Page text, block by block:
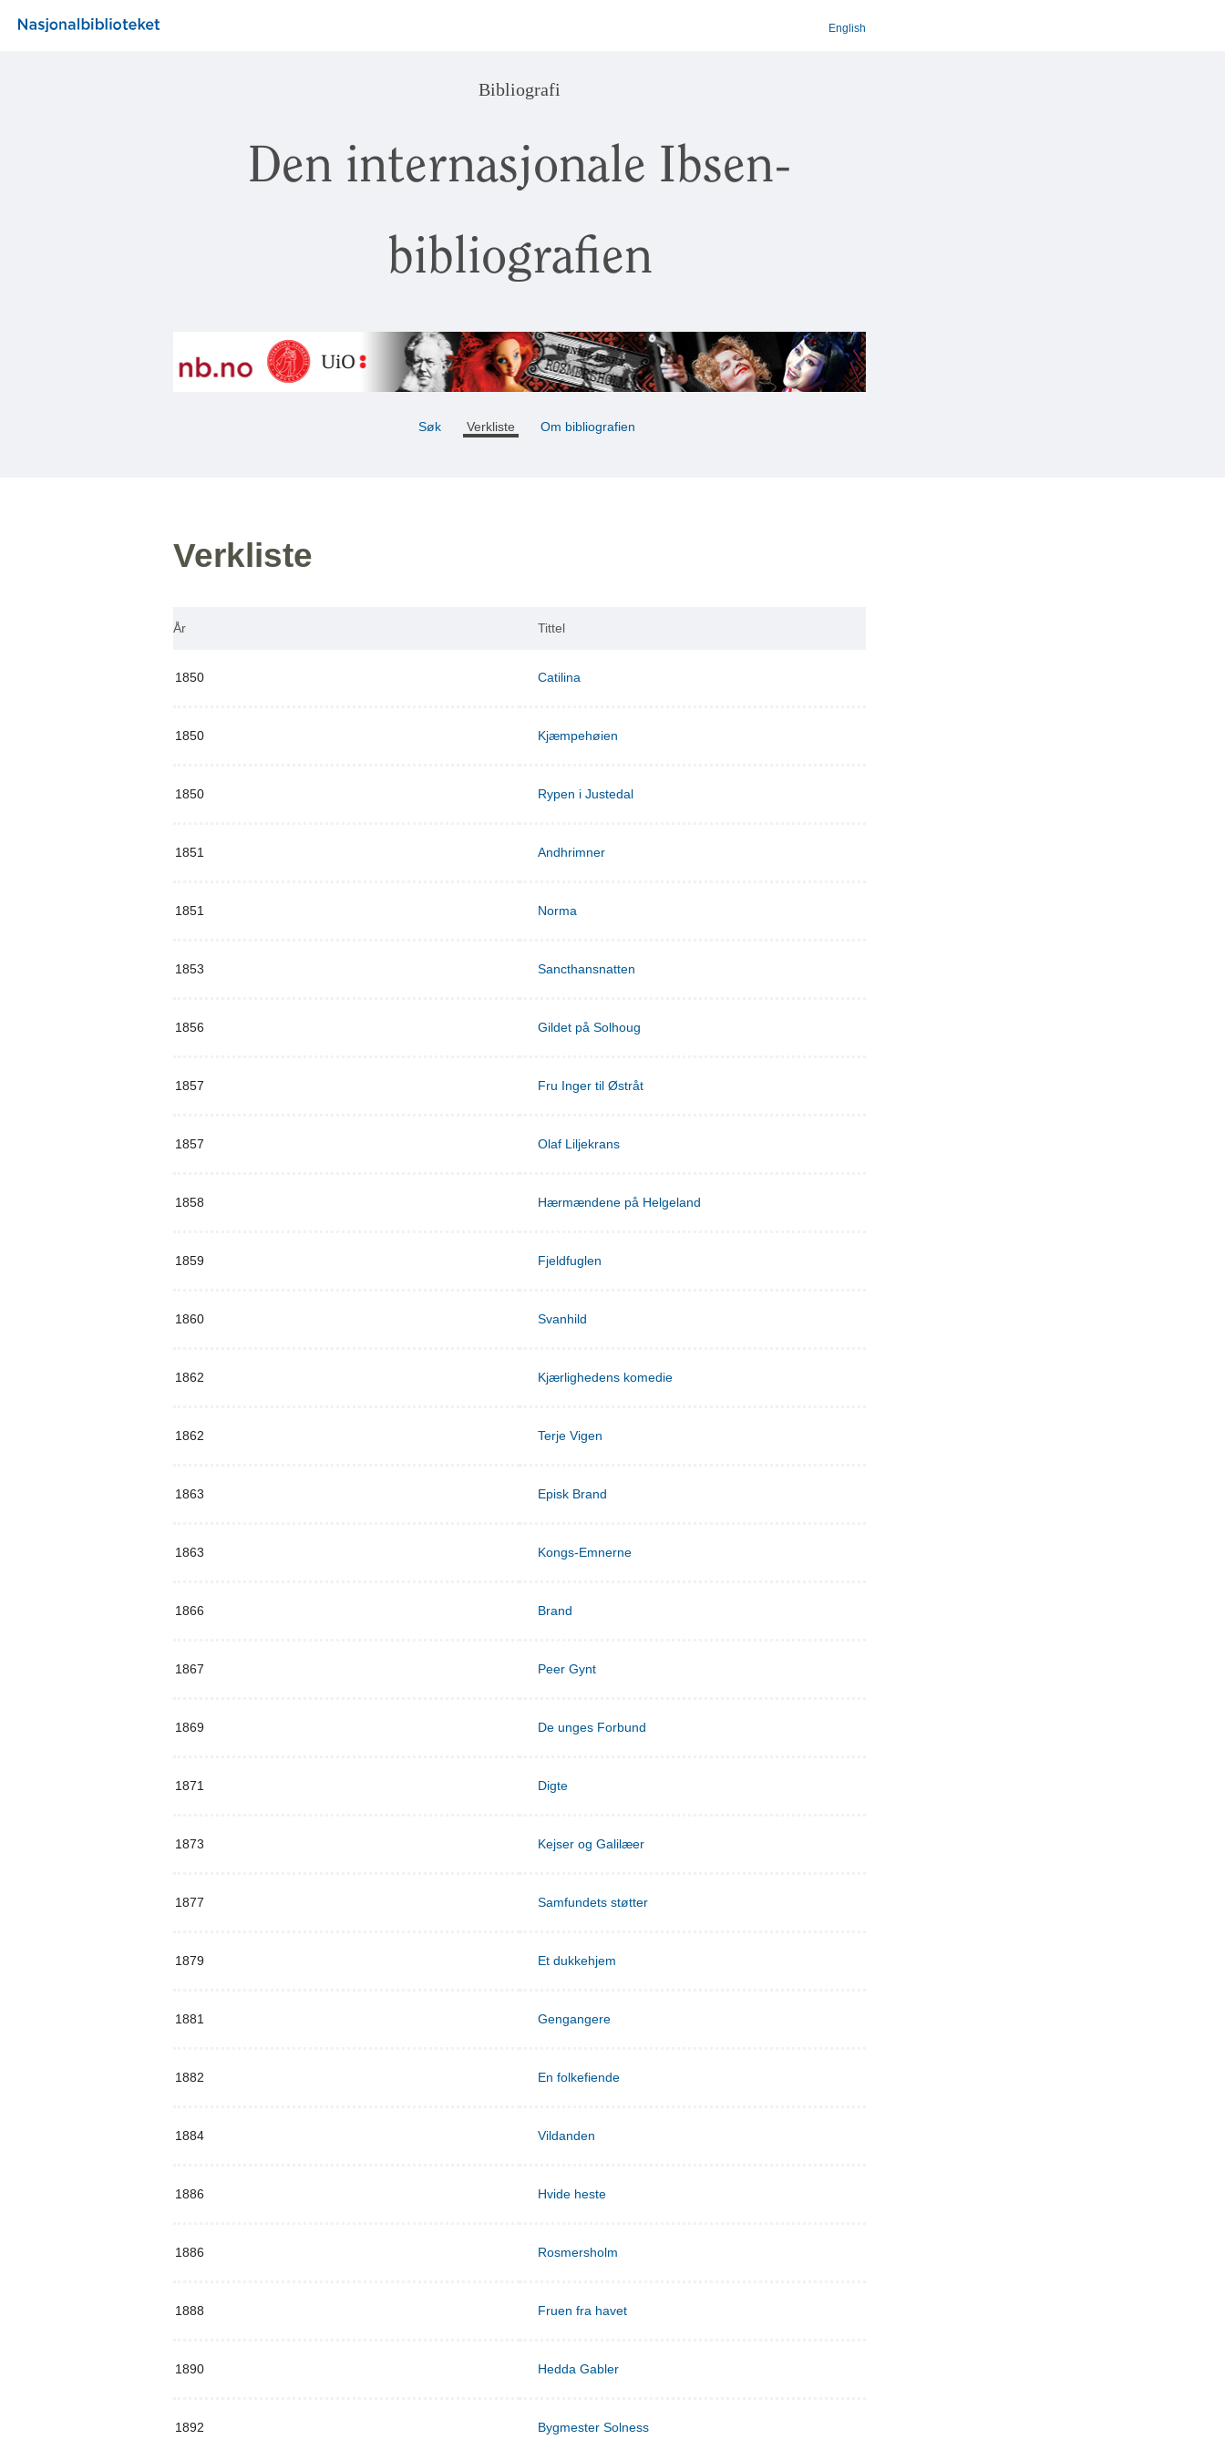
English
Bibliografi
Den internasjonale Ibsen-
bibliografien
Søk Verkliste Om bibliografien
Verkliste
År Tittel
1850 Catilina
1850 Kjæmpehøien
1850 Rypen i Justedal
1851 Andhrimner
1851 Norma
1853 Sancthansnatten
1856 Gildet på Solhoug
1857 Fru Inger til Østråt
1857 Olaf Liljekrans
1858 Hærmændene på Helgeland
1859 Fjeldfuglen
1860 Svanhild
1862 Kjærlighedens komedie
1862 Terje Vigen
1863 Episk Brand
1863 Kongs-Emnerne
1866 Brand
1867 Peer Gynt
1869 De unges Forbund
1871 Digte
1873 Kejser og Galilæer
1877 Samfundets støtter
1879 Et dukkehjem
1881 Gengangere
1882 En folkefiende
1884 Vildanden
1886 Hvide heste
1886 Rosmersholm
1888 Fruen fra havet
1890 Hedda Gabler
1892 Bygmester Solness